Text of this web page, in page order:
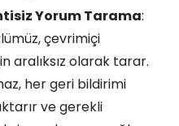
Yorum Tarama:
çevrimiçi
aralıksız olarak tarar.
her geri bildirimi
ve gerekli